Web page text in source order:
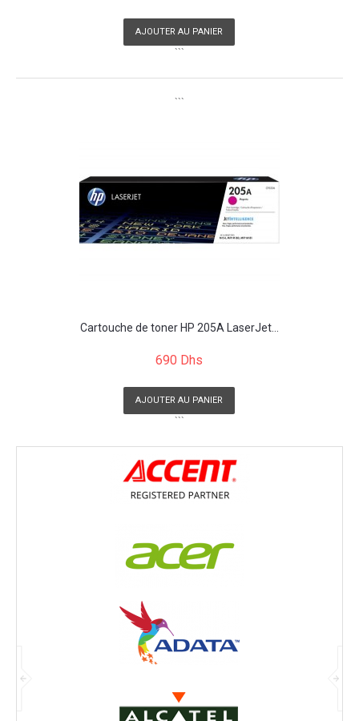
AJOUTER AU PANIER
```
```
Cartouche de toner HP 205A LaserJet...
690 Dhs
AJOUTER AU PANIER
```